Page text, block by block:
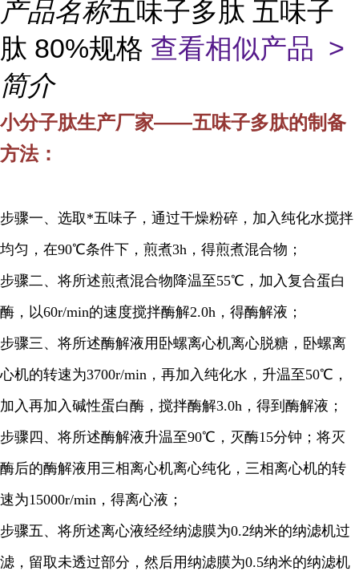
产品名称五味子多肽 五味子
肽 80%规格 查看相似产品 >
简介
小分子肽生产厂家——五味子多肽的制备
方法：
步骤一、选取*五味子，通过干燥粉碎，加入纯化水搅拌
均匀，在90℃条件下，煎煮3h，得煎煮混合物；
步骤二、将所述煎煮混合物降温至55℃，加入复合蛋白
酶，以60r/min的速度搅拌酶解2.0h，得酶解液；
步骤三、将所述酶解液用卧螺离心机离心脱糖，卧螺离
心机的转速为3700r/min，再加入纯化水，升温至50℃，
加入再加入碱性蛋白酶，搅拌酶解3.0h，得到酶解液；
步骤四、将所述酶解液升温至90℃，灭酶15分钟；将灭
酶后的酶解液用三相离心机离心纯化，三相离心机的转
速为15000r/min，得离心液；
步骤五、将所述离心液经经纳滤膜为0.2纳米的纳滤机过
滤，留取未透过部分，然后用纳滤膜为0.5纳米的纳滤机